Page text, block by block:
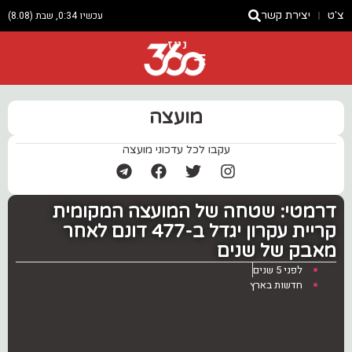
צ'ט יצירת קשר עכשיו 0:34, שבת (8.08)
ניוז
מועצה
עקבו לכל עדכוני מועצה
דרמטי: שטחה של המועצה המקומית
קריית עקרון יגדל ב-477 דונם לאחר
מאבק של שנים
לפני 5 שנים
חדשות בארץ